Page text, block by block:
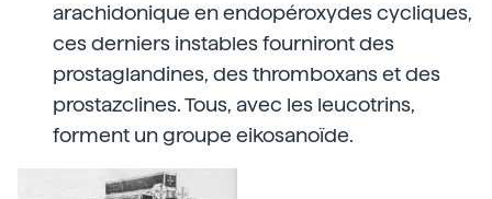
arachidonique en endopéroxydes cycliques,
ces derniers instables fourniront des
prostaglandines, des thromboxans et des
prostazclines. Tous, avec les leucotrins,
forment un groupe eikosanoïde.